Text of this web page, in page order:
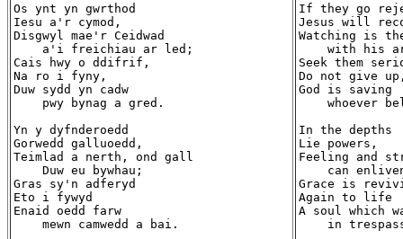
Os ynt yn gwrthod
Iesu a'r cymod,
Disgwyl mae'r Ceidwad
    a'i freichiau ar led;
Cais hwy o ddifrif,
Na ro i fyny,
Duw sydd yn cadw
    pwy bynag a gred.
Yn y dyfnderoedd
Gorwedd galluoedd,
Teimlad a nerth, ond gall
    Duw eu bywhau;
Gras sy'n adferyd
Eto i fywyd
Enaid oedd farw
    mewn camwedd a bai.
If they go
Jesus will
Watching is
with his
Seek them
Do not give
God is saving
whoever
In the depths
Lie powers,
Feeling and
can
Grace is
Again to life
A soul which
in